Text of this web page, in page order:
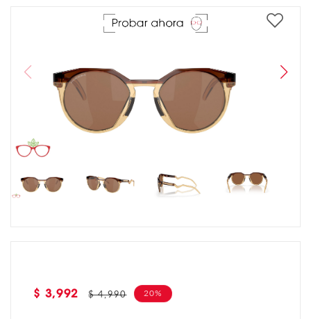
Precio
$ 3,992
Precio
$ 4,990 20%